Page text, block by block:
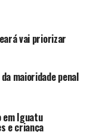
vai priorizar
maioridade penal
em Iguatu
e criança